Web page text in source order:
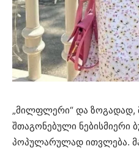
„მილფლერი“ და ზოგადად,
შთაგონებული ნებისმიერი
პოპულარულად ითვლება.